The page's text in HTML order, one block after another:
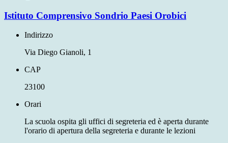
Istituto Comprensivo Sondrio Paesi Orobici
Indirizzo
Via Diego Gianoli, 1
CAP
23100
Orari
La scuola ospita gli uffici di segreteria ed è aperta durante
l'orario di apertura della segreteria e durante le lezioni